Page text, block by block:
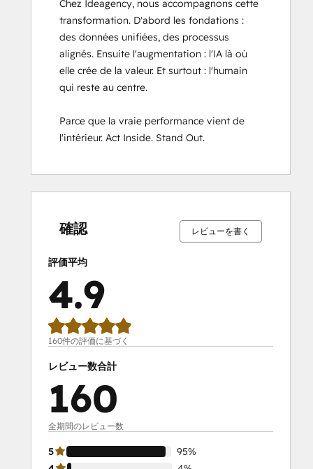
Chez Ideagency, nous accompagnons cette
transformation. D'abord les fondations :
des données unifiées, des processus
alignés. Ensuite l'augmentation : l'IA là où
elle crée de la valeur. Et surtout : l'humain
qui reste au centre.
Parce que la vraie performance vient de
l'intérieur. Act Inside. Stand Out.
確認 レビューを書く
評価平均
4.9
160件の評価に基づく
レビュー数合計
160
全期間のレビュー数
5
95%
了
了
了
了
了
了